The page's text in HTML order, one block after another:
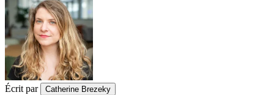
Écrit par Catherine Brezeky